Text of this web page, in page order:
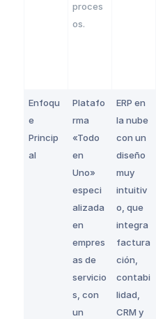
proces
os.
Enfoqu
e
Princip
al
Platafo
rma
«Todo
en
Uno»
especi
alizada
en
empres
as de
servicio
s, con
un
ERP en
la nube
con un
diseño
muy
intuitiv
o, que
integra
factura
ción,
contabi
lidad,
CRM y